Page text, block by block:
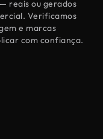
reais ou gerados
Verificamos
e marcas
com confiança.